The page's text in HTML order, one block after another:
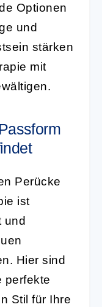
Optionen
und
stärken
mit
Perücke
ist
und
Hier sind
perfekte
Stil für Ihre